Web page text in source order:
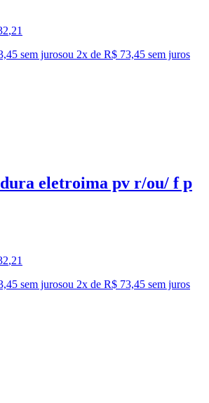
,21
sem jurosou 2x de R$ 73,45 sem juros
eletroima pv r/ou/ f p
,21
sem jurosou 2x de R$ 73,45 sem juros